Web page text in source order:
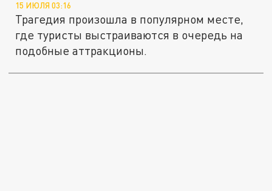
15 ИЮЛЯ 03:16
Трагедия произошла в популярном месте,
где туристы выстраиваются в очередь на
подобные аттракционы.